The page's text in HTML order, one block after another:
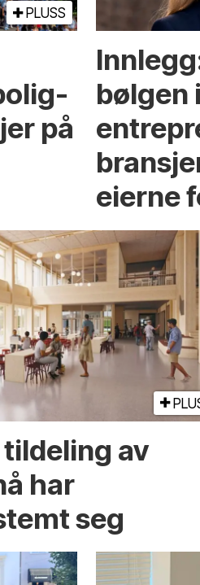
PLUSS
på
bølgen i
eierne
av
har
seg